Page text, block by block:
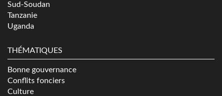
Sud-Soudan
Tanzanie
Uganda
THÉMATIQUES
Bonne gouvernance
Conflits fonciers
Culture